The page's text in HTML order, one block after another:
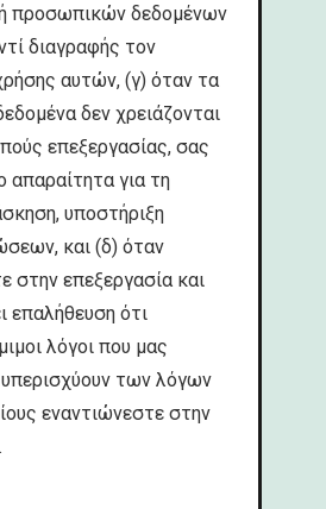
προσωπικών δεδομένων
διαγραφής τον
αυτών, (γ) όταν τα
δεν χρειάζονται
επεξεργασίας, σας
απαραίτητα για τη
υποστήριξη
και (δ) όταν
στην επεξεργασία και
επαλήθευση ότι
λόγοι που μας
των λόγων
εναντιώνεστε στην